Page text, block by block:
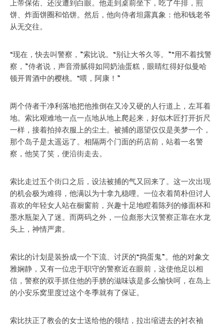
上帝保佑、还没遭到白眼。他走到桌前坐下，吃了牛排，煎
饼、炸面饼圈和馅饼。然后，他向侍者坦露真象：他和钱老爷
从无交往。
“现在，快去叫警察，”索比说。“别让大爷久等。”“用不着找警
察，”侍者说，声音滑腻得如同奶油蛋糕，眼睛红得好似曼哈
顿开胃酒中的樱桃。“喂，阿康！”
两个侍者干净利落地把他推倒在又冷又硬的人行道上，左耳着
地。索比艰难地一点一点地从地上爬起来，好似木匠打开折尺
一样，接着拍掉衣服上的尘土。被捕的愿望仅仅是美梦一个，
那个岛子是太遥远了。相隔两个门面的药店前，站着一名警
察，他笑了笑，便沿街走去。
索比走过五个街口之后，设法被捕的气又回来了。这一次出现
的机会极为难得，他满以为十拿九稳哩。一位衣着简朴但讨人
喜欢的年轻女人站在橱窗前，兴趣十足地瞪着陈列的修面杯和
墨水瓶架入了迷。而两码之外，一位彪形大汉警察正靠在水龙
头上，神情严肃。
索比的计划是装扮成一个下流、讨厌的“捣蛋鬼”。他的对象文
雅娴静，又有一位忠于职守的警察近在眼前，这使他足以相
信，警察的双手抓住他的手膀的滋味该是多么愉快呵，在岛上
的小安乐窝里度过这个冬季就有了保证。
索比扶正了教会的女士送给他的领结，拉出缩进去的衬衣袖